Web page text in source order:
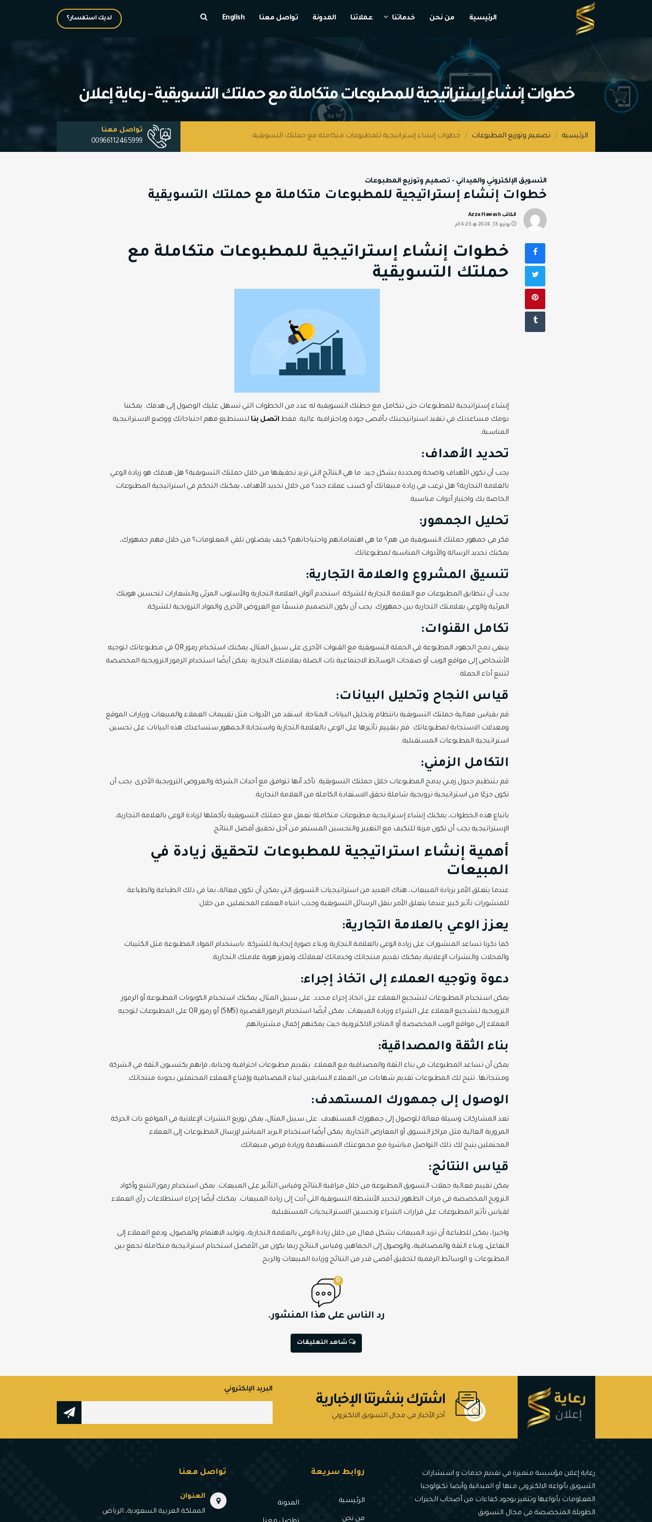
الرئيسية من نحن خدماتنا عملائنا المدونة تواصل معنا English لديك استفسار؟
خطوات إنشاء إستراتيجية للمطبوعات متكاملة مع حملتك التسويقية - رعاية إعلان
الرئيسية / تصميم وتوزيع المطبوعات / خطوات إنشاء إستراتيجية للمطبوعات متكاملة مع حملتك التسويقية
تواصل معنا
00966112465999
التسويق الإلكتروني والميداني - تصميم وتوزيع المطبوعات
خطوات إنشاء إستراتيجية للمطبوعات متكاملة مع حملتك التسويقية
الكاتب Azza Hawash
يونيو 13, 2024 @ 14:23م
خطوات إنشاء إستراتيجية للمطبوعات متكاملة مع
حملتك التسويقية
إنشاء إستراتيجية للمطبوعات حتى تتكامل مع خطتك التسويقية له عدد من الخطوات التي تسهل عليك الوصول إلى هدفك. يمكننا
دومك مساعدتك في تنفيذ استراتيجيتك بـأقصى جودة وباحترافية عالية. فقط اتصل بنا لنستطيع فهم احتياجاتك ووضع الاستراتيجية
المناسبة.
تحديد الأهداف:
يجب أن تكون الأهداف واضحة ومحددة بشكل جيد. ما هي النتائج التي تريد تحقيقها من خلال حملتك التسويقية؟ هل هدفك هو زيادة الوعي
بالعلامة التجارية؟ هل ترغب في زيادة مبيعاتك أو كسب عملاء جدد؟ من خلال تحديد الأهداف، يمكنك التحكم في استراتيجية المطبوعات
الخاصة بك واختيار أدوات مناسبة.
تحليل الجمهور:
فكر في جمهور حملتك التسويقية.من هم؟ ما هي اهتماماتهم واحتياجاتهم؟ كيف يفضلون تلقي المعلومات؟ من خلال فهم جمهورك،
يمكنك تحديد الرسالة والأدوات المناسبة لمطبوعاتك.
تنسيق المشروع والعلامة التجارية:
يجب أن تتطابق المطبوعات مع العلامة التجارية للشركة. استخدم ألوان العلامة التجارية والأسلوب المرئي والشعارات لتحسين هويتك
المرئية والوعي بعلامتك التجارية بين جمهورك. يجب أن يكون التصميم متسقًا مع العروض الأخرى والمواد الترويجية للشركة.
تكامل القنوات:
ينبغي دمج الجهود المطبوعة في الحملة التسويقية مع القنوات الأخرى.على سبيل المثال، يمكنك استخدام رموز QR في مطبوعاتك لتوجيه
الأشخاص إلى مواقع الويب أو صفحات الوسائط الاجتماعية ذات الصلة بعلامتك التجارية. يمكن أيضًا استخدام الرموز الترويجية المخصصة
لتتبع أداء الحملة.
قياس النجاح وتحليل البيانات:
قم بقياس فعالية حملتك التسويقية بانتظام وتحليل البيانات المتاحة. استفد من الأدوات مثل تقييمات العملاء والمبيعات وزيارات الموقع
ومعدلات الاستجابة لمطبوعاتك. قم بتقييم تأثيرها على الوعي بالعلامة التجارية واستجابة الجمهور.ستساعدك هذه البيانات على تحسين
استراتيجية المطبوعات المستقبلية.
التكامل الزمني:
قم بتنظيم جدول زمني يدمج المطبوعات خلال حملتك التسويقية. تأكد أنها تتوافق مع أحداث الشركة والعروض الترويجية الأخرى. يجب أن
تكون جزءًا من استراتيجية ترويجية شاملة تحقق الاستفادة الكاملة من العلامة التجارية.
باتباع هذه الخطوات، يمكنك إنشاء إستراتيجية مطبوعات متكاملة تعمل مع حملتك التسويقية بأكملها لزيادة الوعي بالعلامة التجارية،
الإستراتيجية يجب أن تكون مرنة للتكيف مع التغيير والتحسين المستمر من أجل تحقيق أفضل النتائج.
أهمية إنشاء استراتيجية للمطبوعات لتحقيق زيادة في
المبيعات
عندما يتعلق الأمر بزيادة المبيعات، هناك العديد من استراتيجيات التسويق التي يمكن أن تكون فعالة، بما في ذلك الطباعة والطباعة.
للمنشورات تأثير كبير عندما يتعلق الأمر بنقل الرسائل التسويقية وجذب انتباه العملاء المحتملين، من خلال:
يعزز الوعي بالعلامة التجارية:
كما ذكرنا تساعد المنشورات على زيادة الوعي بالعلامة التجارية وبناء صورة إيجابية للشركة. باستخدام المواد المطبوعة مثل الكتيبات
والمجلات والنشرات الإعلانية، يمكنك تقديم منتجاتك وخدماتك لعملائك وتعزيز هوية علامتك التجارية.
دعوة وتوجيه العملاء إلى اتخاذ إجراء:
يمكن استخدام المطبوعات لتشجيع العملاء على اتخاذ إجراء محدد. على سبيل المثال، يمكنك استخدام الكوبونات المطبوعة أو الرموز
الترويجية لتشجيع العملاء على الشراء وزيادة المبيعات. يمكن أيضًا استخدام الرموز القصيرة (SMS) أو رموز QR على المطبوعات لتوجيه
العملاء إلى مواقع الويب المخصصة أو المتاجر الالكترونية حيث يمكنهم إكمال مشترياتهم.
بناء الثقة والمصداقية:
يمكن أن تساعد المطبوعات في بناء الثقة والمصداقية مع العملاء. بتقديم مطبوعات احترافية وجذابة، فإنهم يكتسبون الثقة في الشركة
ومنتجاتها. تتيح لك المطبوعات تقديم شهادات من العملاء السابقين لبناء المصداقية وإقناع العملاء المحتملين بجودة منتجاتك.
الوصول إلى جمهورك المستهدف:
تعد المشاركات وسيلة فعالة للوصول إلى جمهورك المستهدف. على سبيل المثال، يمكن توزيع النشرات الإعلانية في المواقع ذات الحركة
المرورية العالية مثل مراكز التسوق أو المعارض التجارية. يمكن أيضًا استخدام البريد المباشر لإرسال المطبوعات إلى العملاء
المحتملين.يتيح لك ذلك التواصل مباشرة مع مجموعتك المستهدفة وزيادة فرص مبيعاتك.
قياس النتائج:
يمكن تقييم فعالية حملات التسويق المطبوعة من خلال مراقبة النتائج وقياس التأثير على المبيعات. يمكن استخدام رموز التتبع وأكواد
الترويج المخصصة في مرات الظهور لتحديد الأنشطة التسويقية التي أدت إلى زيادة المبيعات. يمكنك أيضًا إجراء استطلاعات رأي العملاء
لقياس تأثير المطبوعات على قرارات الشراء وتحسين الاستراتيجيات المستقبلية.
واخيرا، يمكن للطباعة أن تزيد المبيعات بشكل فعال من خلال زيادة الوعي بالعلامة التجارية، وتوليد الاهتمام والفضول، ودفع العملاء إلى
التفاعل، وبناء الثقة والمصداقية، والوصول إلى الجماهير، وقياس النتائج.ربما يكون من الأفضل استخدام استراتيجية متكاملة تجمع بين
المطبوعات و الوسائط الرقمية لتحقيق أقصى قدر من النتائج وزيادة المبيعات والربح.
0
رد الناس على هذا المنشور.
شاهد التعليقات
اشترك بنشرتنا الإخبارية
آخر الأخبار في مجال التسويق الالكتروني
البريد الإلكتروني
رعاية إعلان مؤسسة متميزة في تقديم خدمات و استشارات
التسويق بأنواعه الالكتروني منها أو الميدانية وأيضا تكنولوجيا
المعلومات بأنواعها وتتميز بوجود كفاءات من أصحاب الخبرات
الطويلة المتخصصة في مجال التسويق
روابط سريعة
الرئيسية
من نحن
المدونة
تواصل معنا
العنوان
المملكة العربية السعودية، الرياض